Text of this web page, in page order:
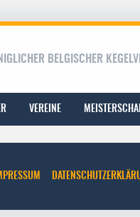
BELGISCHER
VEREINE